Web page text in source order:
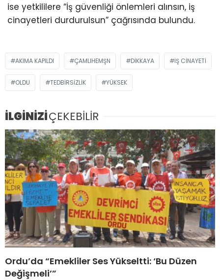
ise yetkililere “İş güvenliği önlemleri alınsın, iş
cinayetleri durdurulsun” çağrısında bulundu.
AKIMA KAPILDI ÇAMLIHEMŞN DIKKAYA IŞ CINAYETI
OLDU TEDBIRSIZLIK YÜKSEK
İLGİNİZİÇEKEBİLİR
Ordu’da “Emekliler Ses Yükseltti: ‘Bu Düzen
Değişmeli’”